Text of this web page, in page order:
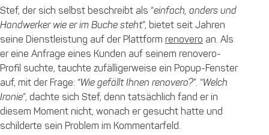
Stef, der sich selbst beschreibt als “einfach, anders und
Handwerker wie er im Buche steht”, bietet seit Jahren
seine Dienstleistung auf der Plattform renovero an. Als
er eine Anfrage eines Kunden auf seinem renovero-
Profil suchte, tauchte zufälligerweise ein Popup-Fenster
auf, mit der Frage: “Wie gefällt Ihnen renovero?”. “Welch
Ironie”, dachte sich Stef, denn tatsächlich fand er in
diesem Moment nicht, wonach er gesucht hatte und
schilderte sein Problem im Kommentarfeld.